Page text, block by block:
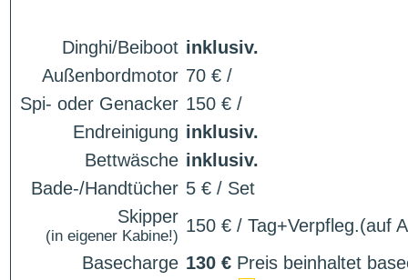
Dinghi/Beiboot inklusiv.
Außenbordmotor 70 € /
Spi- oder Genacker 150 € /
Endreinigung inklusiv.
Bettwäsche inklusiv.
Bade-/Handtücher 5 € / Set
Skipper
(in eigener Kabine!)
150 € / Tag+Verpfleg.(auf
Basecharge 130 € Preis beinhaltet